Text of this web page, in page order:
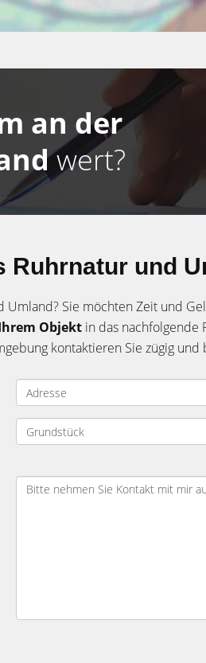
an der
wert?
Ruhrnatur und
Sie möchten Zeit und
Objekt in das nachfolgende
kontaktieren Sie zügig